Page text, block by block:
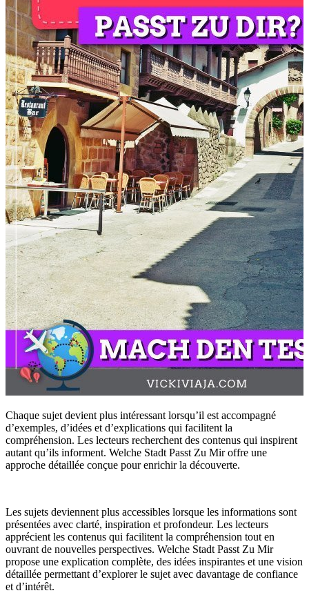
Chaque sujet devient plus intéressant lorsqu’il est accompagné
d’exemples, d’idées et d’explications qui facilitent la
compréhension. Les lecteurs recherchent des contenus qui inspirent
autant qu’ils informent. Welche Stadt Passt Zu Mir offre une
approche détaillée conçue pour enrichir la découverte.
Les sujets deviennent plus accessibles lorsque les informations sont
présentées avec clarté, inspiration et profondeur. Les lecteurs
apprécient les contenus qui facilitent la compréhension tout en
ouvrant de nouvelles perspectives. Welche Stadt Passt Zu Mir
propose une explication complète, des idées inspirantes et une vision
détaillée permettant d’explorer le sujet avec davantage de confiance
et d’intérêt.